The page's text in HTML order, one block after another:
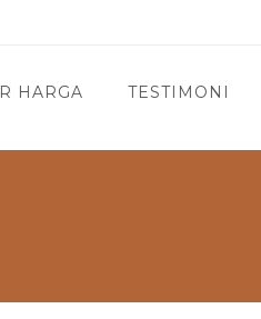
HARGA TESTIMONI